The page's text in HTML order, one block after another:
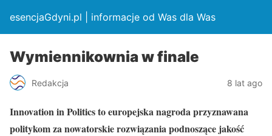
esencjaGdyni.pl | informacje od Was dla Was
Wymiennikownia w finale
Redakcja 8 lat ago
Innovation in Politics to europejska nagroda przyznawana
politykom za nowatorskie rozwiązania podnoszące jakość